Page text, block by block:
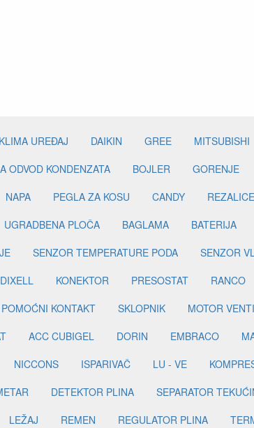
KLIMA UREĐAJ DAIKIN GREE MITSUBISHI
ODVOD KONDENZATA BOJLER GORENJE
NAPA PEGLA ZA KOSU CANDY REZALICE
UGRADBENA PLOČA BAGLAMA BATERIJA
SENZOR TEMPERATURE PODA SENZOR
DIXELL KONEKTOR PRESOSTAT RANCO
POMOĆNI KONTAKT SKLOPNIK MOTOR
ACC CUBIGEL DORIN EMBRACO
NICCONS ISPARIVAČ LU - VE
DETEKTOR PLINA SEPARATOR
LEŽAJ REMEN REGULATOR PLINA